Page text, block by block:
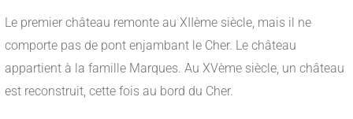
Le premier château remonte au XIIème siècle, mais il ne
comporte pas de pont enjambant le Cher. Le château
appartient à la famille Marques. Au XVème siècle, un château
est reconstruit, cette fois au bord du Cher.